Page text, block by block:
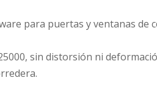
para puertas y ventanas de
sin distorsión ni